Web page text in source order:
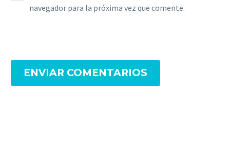
navegador para la próxima vez que comente.
ENVIAR COMENTARIOS